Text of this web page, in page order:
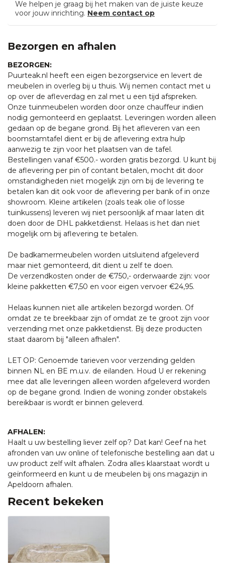
We helpen je graag bij het maken van de juiste keuze
voor jouw inrichting. Neem contact op
Bezorgen en afhalen
BEZORGEN:
Puurteak.nl heeft een eigen bezorgservice en levert de
meubelen in overleg bij u thuis. Wij nemen contact met u
op over de afleverdag en zal met u een tijd afspreken.
Onze tuinmeubelen worden door onze chauffeur indien
nodig gemonteerd en geplaatst. Leveringen worden alleen
gedaan op de begane grond. Bij het afleveren van een
boomstamtafel dient er bij de aflevering extra hulp
aanwezig te zijn voor het plaatsen van de tafel.
Bestellingen vanaf €500.- worden gratis bezorgd. U kunt bij
de aflevering per pin of contant betalen, mocht dit door
omstandigheden niet mogelijk zijn om bij de levering te
betalen kan dit ook voor de aflevering per bank of in onze
showroom. Kleine artikelen (zoals teak olie of losse
tuinkussens) leveren wij niet persoonlijk af maar laten dit
doen door de DHL pakketdienst. Helaas is het dan niet
mogelijk om bij aflevering te betalen.
De badkamermeubelen worden uitsluitend afgeleverd
maar niet gemonteerd, dit dient u zelf te doen.
De verzendkosten onder de €750,- orderwaarde zijn: voor
kleine pakketten €7,50 en voor eigen vervoer €24,95.
Helaas kunnen niet alle artikelen bezorgd worden. Of
omdat ze te breekbaar zijn of omdat ze te groot zijn voor
verzending met onze pakketdienst. Bij deze producten
staat daarom bij "alleen afhalen".
LET OP: Genoemde tarieven voor verzending gelden
binnen NL en BE m.u.v. de eilanden. Houd U er rekening
mee dat alle leveringen alleen worden afgeleverd worden
op de begane grond. Indien de woning zonder obstakels
bereikbaar is wordt er binnen geleverd.
AFHALEN:
Haalt u uw bestelling liever zelf op? Dat kan! Geef na het
afronden van uw online of telefonische bestelling aan dat u
uw product zelf wilt afhalen. Zodra alles klaarstaat wordt u
geïnformeerd en kunt u de meubelen bij ons magazijn in
Apeldoorn afhalen.
Recent bekeken